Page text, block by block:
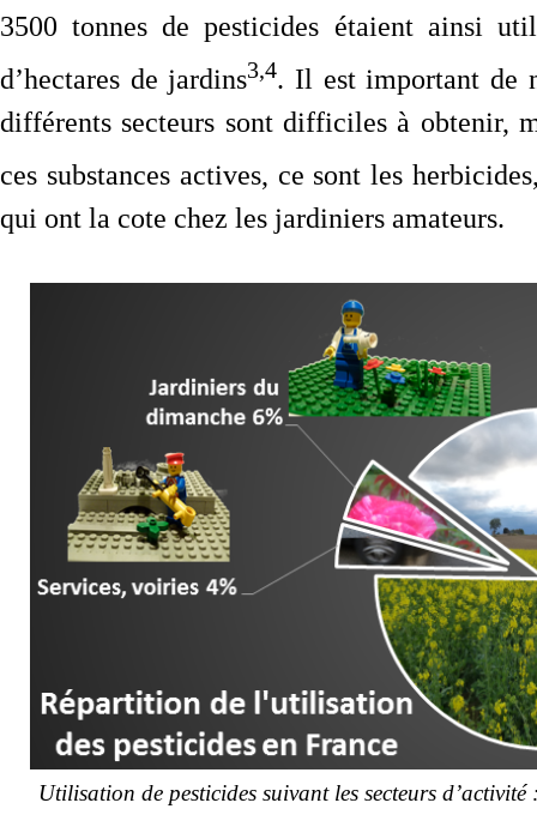
3500 tonnes de pesticides étaient ainsi
d’hectares de jardins3,4. Il est important de
différents secteurs sont difficiles à obtenir,
ces substances actives, ce sont les
qui ont la cote chez les jardiniers amateurs.
Utilisation de pesticides suivant les secteurs